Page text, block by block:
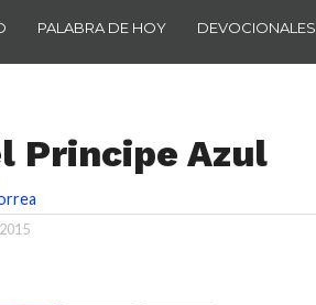
PALABRA DE HOY DEVOCIONALES
Principe Azul